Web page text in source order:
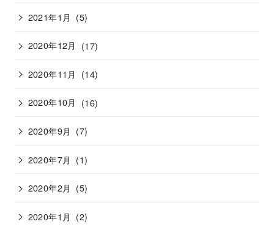
2021年1月 (5)
2020年12月 (17)
2020年11月 (14)
2020年10月 (16)
2020年9月 (7)
2020年7月 (1)
2020年2月 (5)
2020年1月 (2)